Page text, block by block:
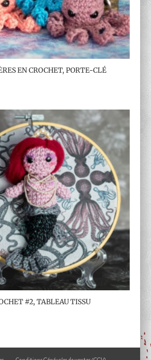
EN CROCHET, PORTE-CLÉ
#2, TABLEAU TISSU
€